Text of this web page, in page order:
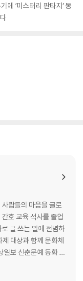
에 ‘미스터리 판타지’ 동
.
람들의 마음을 글로
호 교육 석사를 졸업
글 쓰는 일에 전념하
제 대상과 함께 문화체
일보 신춘문예 동화 부
경리 토지문학제 평사
로젝트’와 ‘홀로그램